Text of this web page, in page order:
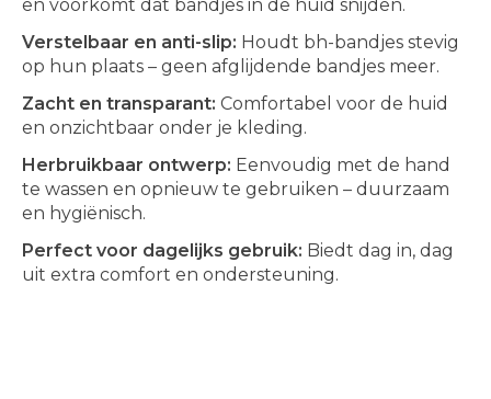
en voorkomt dat bandjes in de huid snijden.
Verstelbaar en anti-slip: Houdt bh-bandjes stevig
op hun plaats – geen afglijdende bandjes meer.
Zacht en transparant: Comfortabel voor de huid
en onzichtbaar onder je kleding.
Herbruikbaar ontwerp: Eenvoudig met de hand
te wassen en opnieuw te gebruiken – duurzaam
en hygiënisch.
Perfect voor dagelijks gebruik: Biedt dag in, dag
uit extra comfort en ondersteuning.